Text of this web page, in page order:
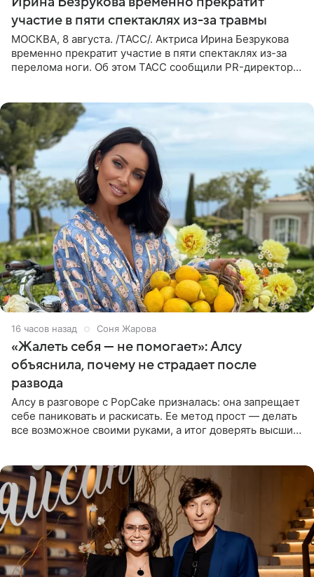
участие в пяти спектаклях из-за травмы
МОСКВА, 8 августа. /ТАСС/. Актриса Ирина Безрукова
временно прекратит участие в пяти спектаклях из-за
перелома ноги. Об этом ТАСС сообщили PR-директор
16 часов назад Соня Жарова
«Жалеть себя — не помогает»: Алсу
объяснила, почему не страдает после
развода
Алсу в разговоре с PopCake призналась: она запрещает
себе паниковать и раскисать. Ее метод прост — делать
все возможное своими руками, а итог доверять высшим